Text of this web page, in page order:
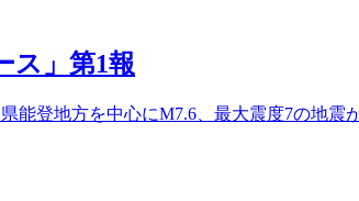
ス」第1報
登地方を中心にM7.6、最大震度7の地